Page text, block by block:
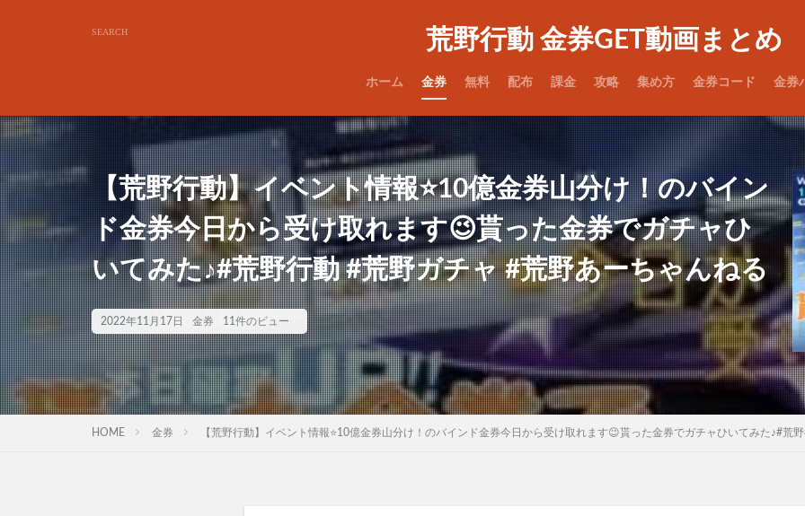
荒野行動 金券GET動画まとめ
ホーム 金券 無料 配布 課金 攻略 集め方 金券コード 金券
【荒野行動】イベント情報⭐️10億金券山分け！のバイン
ド金券今日から受け取れます😉貰った金券でガチャひ
いてみた♪#荒野行動 #荒野ガチャ #荒野あーちゃんねる
2022年11月17日 金券 11件のビュー
HOME 金券 【荒野行動】イベント情報⭐️10億金券山分け！のバインド金券今日から受け取れます😉貰った金券でガチャひいてみた♪#荒